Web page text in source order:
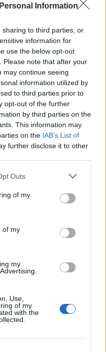
Information
to third parties, or
information for
use the below opt-out
Please note that after your
may continue seeing
information utilized by
to third parties prior to
opt-out of the further
by third parties on the
This information may
on the IAB’s List of
further disclose it to other
Outs
of my
of my
my
Use,
of my
with the
mullistanut
ja
Digi